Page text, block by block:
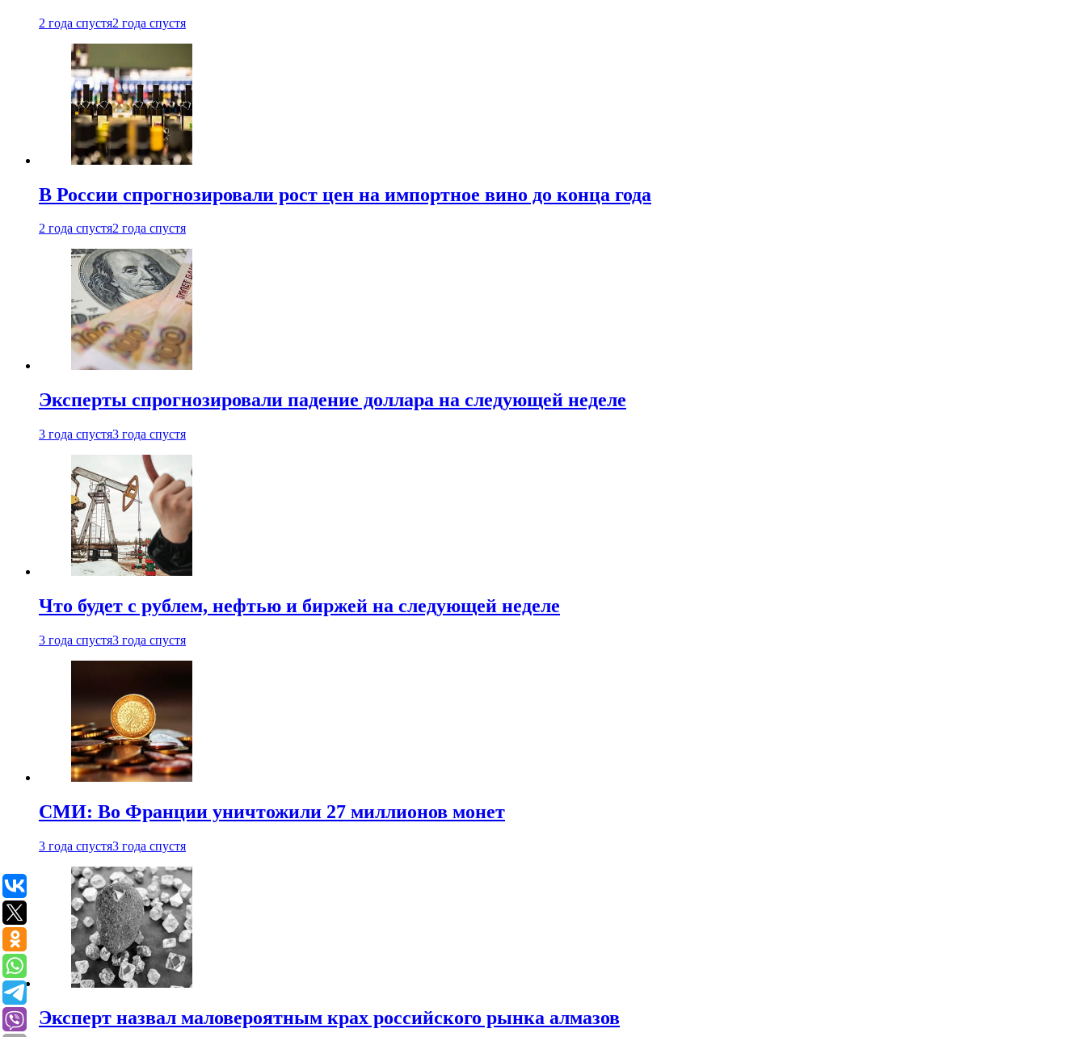
2 года спустя2 года спустя
В России спрогнозировали рост цен на импортное вино до конца года
2 года спустя2 года спустя
Эксперты спрогнозировали падение доллара на следующей неделе
3 года спустя3 года спустя
Что будет с рублем, нефтью и биржей на следующей неделе
3 года спустя3 года спустя
СМИ: Во Франции уничтожили 27 миллионов монет
3 года спустя3 года спустя
Эксперт назвал маловероятным крах российского рынка алмазов